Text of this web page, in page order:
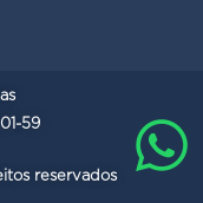
59
reservados